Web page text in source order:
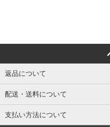
返品について
配送・送料について
支払い方法について